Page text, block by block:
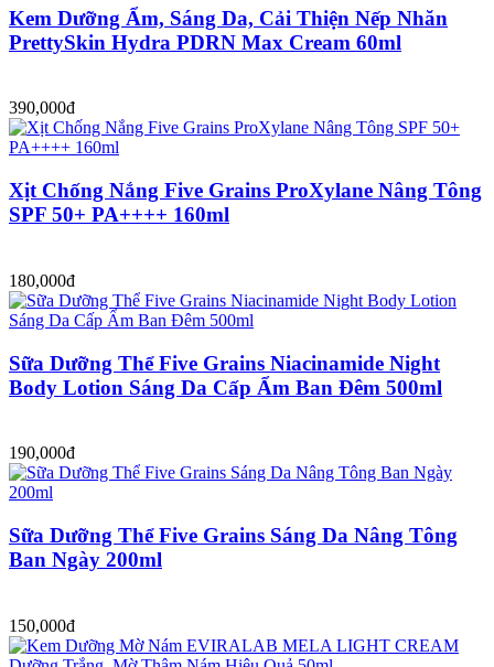
Kem Dưỡng Ẩm, Sáng Da, Cải Thiện Nếp Nhăn
PrettySkin Hydra PDRN Max Cream 60ml
390,000đ
Xịt Chống Nắng Five Grains ProXylane Nâng Tông
SPF 50+ PA++++ 160ml
180,000đ
Sữa Dưỡng Thể Five Grains Niacinamide Night
Body Lotion Sáng Da Cấp Ẩm Ban Đêm 500ml
190,000đ
Sữa Dưỡng Thể Five Grains Sáng Da Nâng Tông
Ban Ngày 200ml
150,000đ